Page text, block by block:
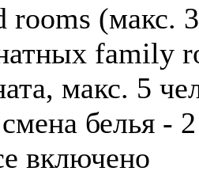
rooms (макс.
family
макс. 5
белья -
включено